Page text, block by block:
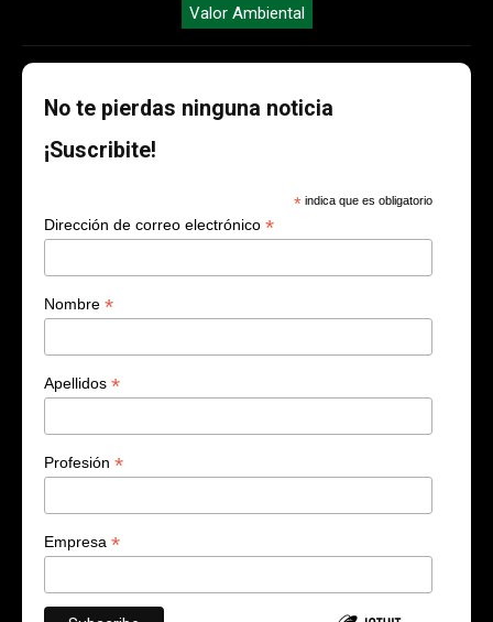
Valor Ambiental
No te pierdas ninguna noticia
¡Suscribite!
* indica que es obligatorio
Dirección de correo electrónico *
Nombre *
Apellidos *
Profesión *
Empresa *